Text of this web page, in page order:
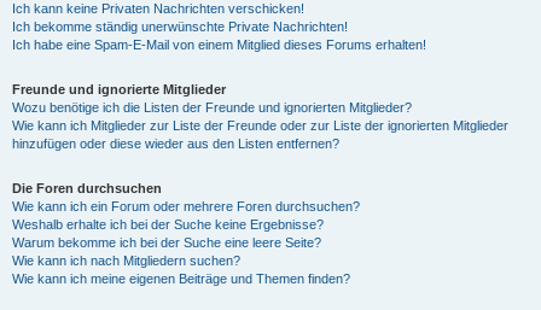
Ich kann keine Privaten Nachrichten verschicken!
Ich bekomme ständig unerwünschte Private Nachrichten!
Ich habe eine Spam-E-Mail von einem Mitglied dieses Forums erhalten!
Freunde und ignorierte Mitglieder
Wozu benötige ich die Listen der Freunde und ignorierten Mitglieder?
Wie kann ich Mitglieder zur Liste der Freunde oder zur Liste der ignorierten Mitglieder
hinzufügen oder diese wieder aus den Listen entfernen?
Die Foren durchsuchen
Wie kann ich ein Forum oder mehrere Foren durchsuchen?
Weshalb erhalte ich bei der Suche keine Ergebnisse?
Warum bekomme ich bei der Suche eine leere Seite?
Wie kann ich nach Mitgliedern suchen?
Wie kann ich meine eigenen Beiträge und Themen finden?